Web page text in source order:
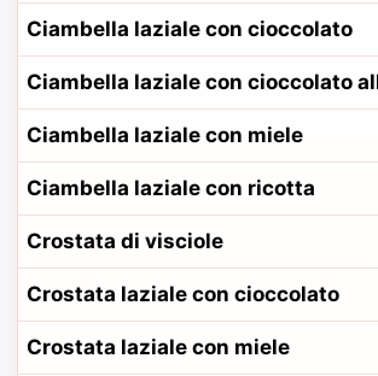
Ciambella laziale con cioccolato
Ciambella laziale con miele
Ciambella laziale con ricotta
Crostata di visciole
Crostata laziale con cioccolato
Crostata laziale con miele